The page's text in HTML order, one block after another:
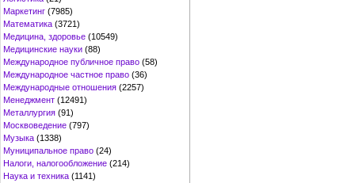
Маркетинг (7985)
Математика (3721)
Медицина, здоровье (10549)
Медицинские науки (88)
Международное публичное право (58)
Международное частное право (36)
Международные отношения (2257)
Менеджмент (12491)
Металлургия (91)
Москвоведение (797)
Музыка (1338)
Муниципальное право (24)
Налоги, налогообложение (214)
Наука и техника (1141)